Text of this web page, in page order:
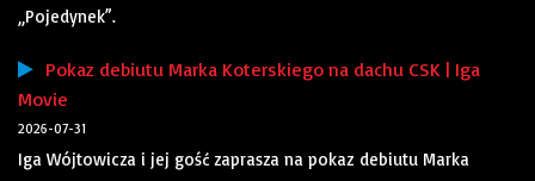
„Pojedynek”.
Pokaz debiutu Marka Koterskiego na dachu CSK | Iga
Movie
2026-07-31
Iga Wójtowicza i jej gość zaprasza na pokaz debiutu Marka